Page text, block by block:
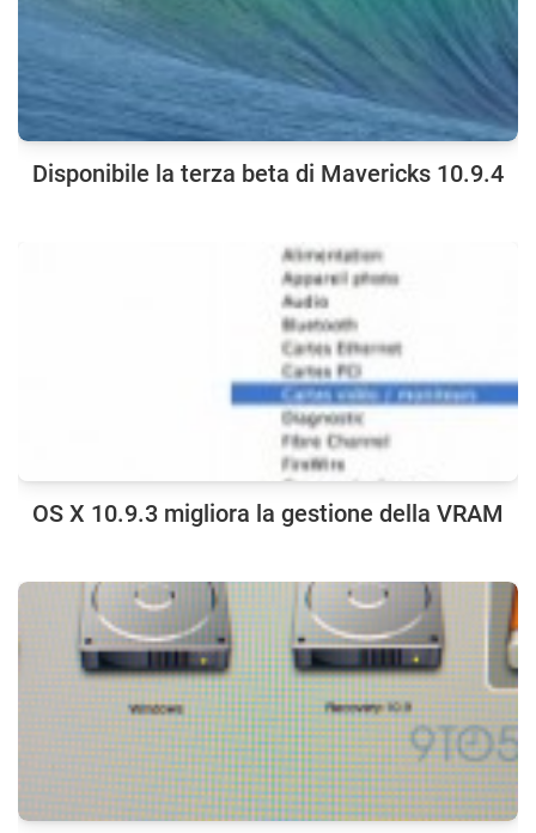
Disponibile la terza beta di Mavericks 10.9.4
OS X 10.9.3 migliora la gestione della VRAM